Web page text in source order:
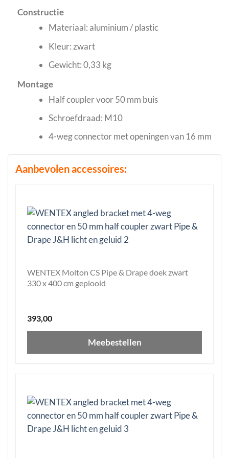
Constructie
Materiaal: aluminium / plastic
Kleur: zwart
Gewicht: 0,33 kg
Montage
Half coupler voor 50 mm buis
Schroefdraad: M10
4-weg connector met openingen van 16 mm
Aanbevolen accessoires:
WENTEX Molton CS Pipe & Drape doek zwart
330 x 400 cm geplooid
393,00
Meebestellen